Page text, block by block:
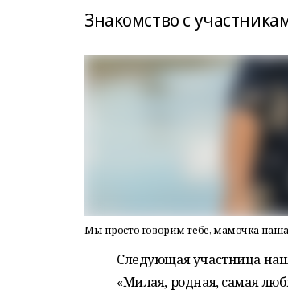
Знакомство с
Мы просто говорим тебе, мамочка
Следующая участница
«Милая, родная, самая